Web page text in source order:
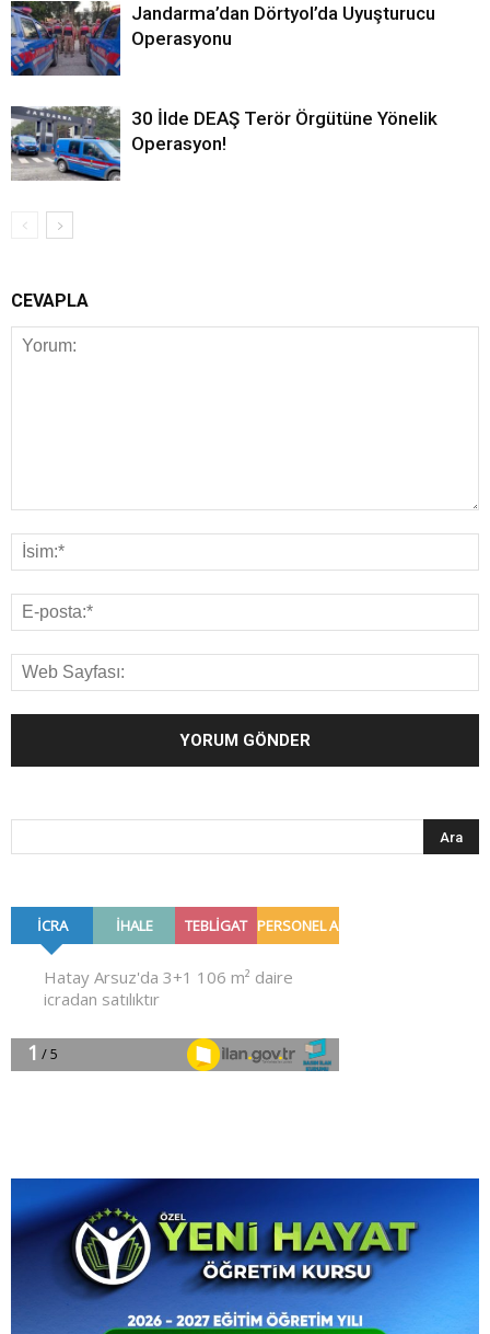
Jandarma’dan Dörtyol’da Uyuşturucu
Operasyonu
30 İlde DEAŞ Terör Örgütüne Yönelik
Operasyon!
CEVAPLA